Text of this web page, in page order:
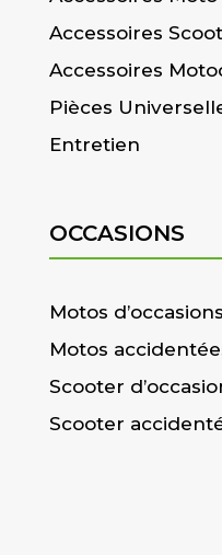
Accessoires
Accessoires
Pièces
Entretien
OCCASIONS
Motos d’occasions
Motos
Scooter
Scooter